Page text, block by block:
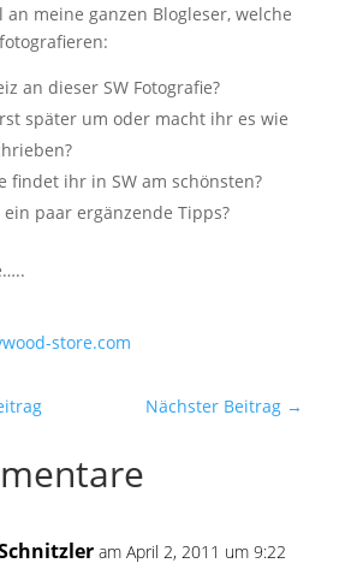
an meine ganzen Blogleser, welche
an dieser SW Fotografie?
später um oder macht ihr es wie
findet ihr in SW am schönsten?
paar ergänzende Tipps?
store.com
Nächster Beitrag →
am April 2, 2011 um 9:22